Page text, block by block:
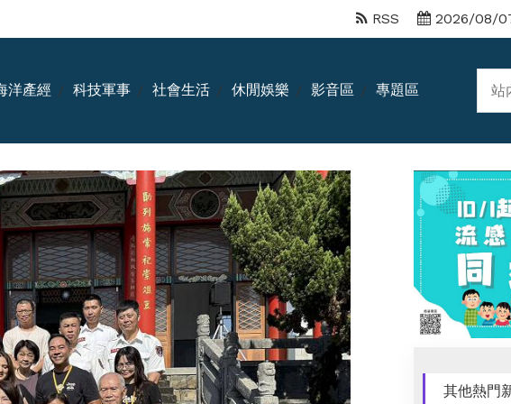
2026/08/
RSS
洋產經 科技軍事 社會生活 休閒娛樂 影音區 專題區
其他熱門